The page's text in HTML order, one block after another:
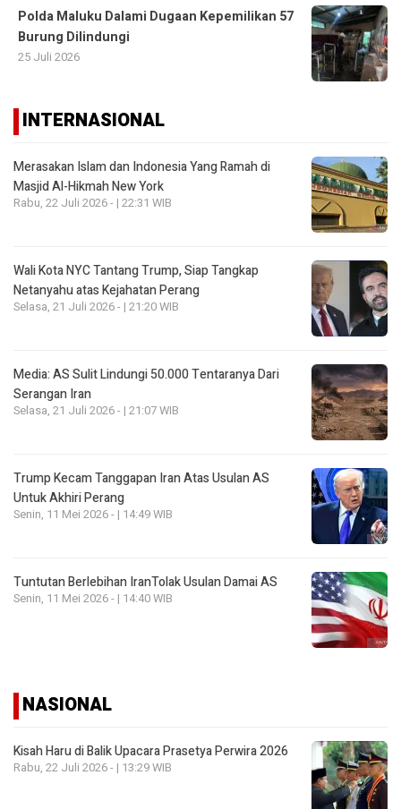
Polda Maluku Dalami Dugaan Kepemilikan 57
Burung Dilindungi
25 Juli 2026
INTERNASIONAL
Merasakan Islam dan Indonesia Yang Ramah di
Masjid Al-Hikmah New York
Rabu, 22 Juli 2026 - | 22:31 WIB
Wali Kota NYC Tantang Trump, Siap Tangkap
Netanyahu atas Kejahatan Perang
Selasa, 21 Juli 2026 - | 21:20 WIB
Media: AS Sulit Lindungi 50.000 Tentaranya Dari
Serangan Iran
Selasa, 21 Juli 2026 - | 21:07 WIB
Trump Kecam Tanggapan Iran Atas Usulan AS
Untuk Akhiri Perang
Senin, 11 Mei 2026 - | 14:49 WIB
Tuntutan Berlebihan IranTolak Usulan Damai AS
Senin, 11 Mei 2026 - | 14:40 WIB
NASIONAL
Kisah Haru di Balik Upacara Prasetya Perwira 2026
Rabu, 22 Juli 2026 - | 13:29 WIB